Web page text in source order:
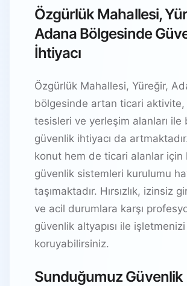
Özgürlük Mahallesi,
Adana Bölgesinde
İhtiyacı
Özgürlük Mahallesi, Yüreğir,
bölgesinde artan ticari aktivite,
tesisleri ve yerleşim alanları ile
güvenlik ihtiyacı da
konut hem de ticari alanlar için
güvenlik sistemleri kurulumu
taşımaktadır. Hırsızlık, izinsiz
ve acil durumlara karşı
güvenlik altyapısı ile
koruyabilirsiniz.
Sunduğumuz Güvenlik